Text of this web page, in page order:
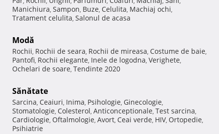
Manichiura, Sampon, Buze, Celulita, Machiaj ochi,
Tratament celulita, Salonul de acasa
Modă
Rochii, Rochii de seara, Rochii de mireasa, Costume de baie,
Pantofi, Rochii elegante, Inele de logodna, Verighete,
Ochelari de soare, Tendinte 2020
Sănătate
Sarcina, Ceaiuri, Inima, Psihologie, Ginecologie,
Stomatologie, Colesterol, Anticonceptionale, Test sarcina,
Cardiologie, Oftalmologie, Avort, Ceai verde, HIV, Ortopedie,
Psihiatrie